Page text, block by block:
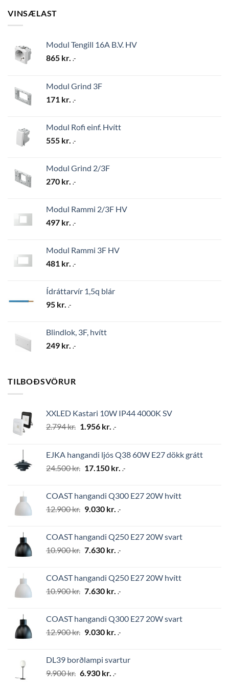
VINSÆLAST
Modul Tengill 16A B.V. HV
865 kr. .-
Modul Grind 3F
171 kr. .-
Modul Rofi einf. Hvítt
555 kr. .-
Modul Grind 2/3F
270 kr. .-
Modul Rammi 2/3F HV
497 kr. .-
Modul Rammi 3F HV
481 kr. .-
Ídráttarvír 1,5q blár
95 kr. .-
Blindlok, 3F, hvítt
249 kr. .-
TILBOÐSVÖRUR
XXLED Kastari 10W IP44 4000K SV
2.794kr. Original
2.794 kr..
1.956 kr. Current
1.956 kr..
.-
EJKA hangandi ljós Q38 60W E27 dökk grátt
24.500kr. Original
24.500 kr..
17.150 kr. Current
17.150 kr..
.-
COAST hangandi Q300 E27 20W hvítt
12.900kr. Original
12.900 kr..
9.030 kr. Current
9.030 kr..
.-
COAST hangandi Q250 E27 20W svart
10.900kr. Original
10.900 kr..
7.630 kr. Current
7.630 kr..
.-
COAST hangandi Q250 E27 20W hvítt
10.900kr. Original
10.900 kr..
7.630 kr. Current
7.630 kr..
.-
COAST hangandi Q300 E27 20W svart
12.900kr. Original
12.900 kr..
9.030 kr. Current
9.030 kr..
.-
DL39 borðlampi svartur
9.900kr. Original
6.930 kr. Current
.-